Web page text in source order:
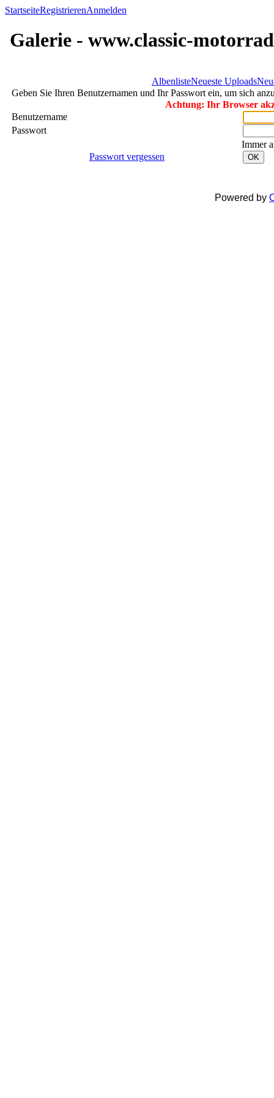
StartseiteRegistrierenAnmelden
Galerie - www.classic-
AlbenlisteNeueste Uploads
Geben Sie Ihren Benutzernamen und Ihr Passwort ein, um sich
Achtung: Ihr Browser
Benutzername
Passwort
Immer
Passwort vergessen
OK
Powered by